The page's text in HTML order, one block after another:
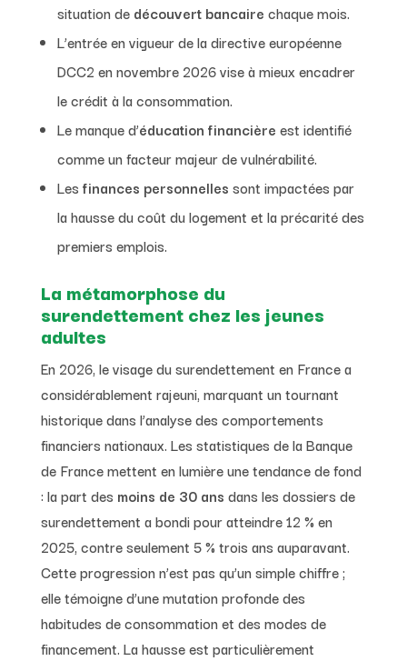
situation de découvert bancaire chaque mois.
L’entrée en vigueur de la directive européenne
DCC2 en novembre 2026 vise à mieux encadrer
le crédit à la consommation.
Le manque d’éducation financière est identifié
comme un facteur majeur de vulnérabilité.
Les finances personnelles sont impactées par
la hausse du coût du logement et la précarité des
premiers emplois.
La métamorphose du
surendettement chez les jeunes
adultes
En 2026, le visage du surendettement en France a
considérablement rajeuni, marquant un tournant
historique dans l’analyse des comportements
financiers nationaux. Les statistiques de la Banque
de France mettent en lumière une tendance de fond
: la part des moins de 30 ans dans les dossiers de
surendettement a bondi pour atteindre 12 % en
2025, contre seulement 5 % trois ans auparavant.
Cette progression n’est pas qu’un simple chiffre ;
elle témoigne d’une mutation profonde des
habitudes de consommation et des modes de
financement. La hausse est particulièrement